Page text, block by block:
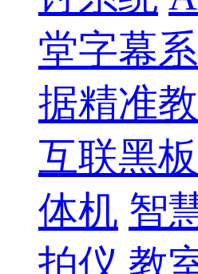
堂字幕
据精准
互联黑板
体机 智
拍仪 教